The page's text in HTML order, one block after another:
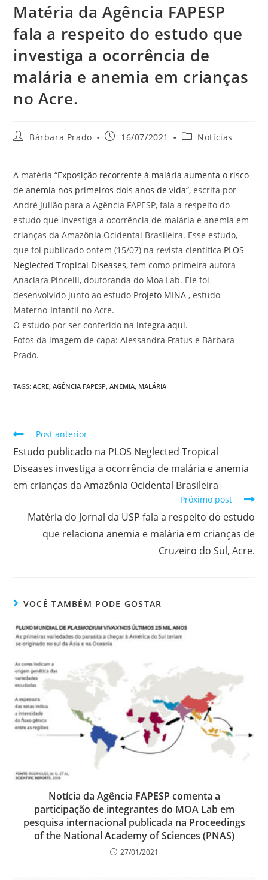
Matéria da Agência FAPESP
fala a respeito do estudo que
investiga a ocorrência de
malária e anemia em crianças
no Acre.
Bárbara Prado 16/07/2021 Notícias
A matéria “Exposição recorrente à malária aumenta o risco
de anemia nos primeiros dois anos de vida“, escrita por
André Julião para a Agência FAPESP, fala a respeito do
estudo que investiga a ocorrência de malária e anemia em
crianças da Amazônia Ocidental Brasileira. Esse estudo,
que foi publicado ontem (15/07) na revista científica PLOS
Neglected Tropical Diseases, tem como primeira autora
Anaclara Pincelli, doutoranda do Moa Lab. Ele foi
desenvolvido junto ao estudo Projeto MINA , estudo
Materno-Infantil no Acre.
O estudo por ser conferido na integraaqui.
Fotos da imagem de capa: Alessandra Fratus e Bárbara
Prado.
TAGS:ACRE AGÊNCIA FAPESP ANEMIA MALÁRIA
Post anterior
Estudo publicado na PLOS Neglected Tropical
Diseases investiga a ocorrência de malária e anemia
em crianças da Amazônia Ocidental Brasileira
Próximo post
Matéria do Jornal da USP fala a respeito do estudo
que relaciona anemia e malária em crianças de
Cruzeiro do Sul, Acre.
VOCÊ TAMBÉM PODE GOSTAR
Notícia da Agência FAPESP comenta a
participação de integrantes do MOA Lab em
pesquisa internacional publicada na Proceedings
of the National Academy of Sciences (PNAS)
27/01/2021